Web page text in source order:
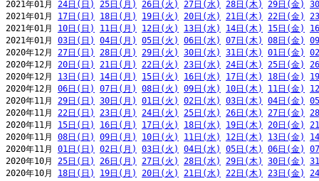
2021年01月 24日(日) 25日(月) 26日(火) 27日(水) 28日(木) 29日(金)
2021年01月 17日(日) 18日(月) 19日(火) 20日(水) 21日(木) 22日(金)
2021年01月 10日(日) 11日(月) 12日(火) 13日(水) 14日(木) 15日(金)
2021年01月 03日(日) 04日(月) 05日(火) 06日(水) 07日(木) 08日(金)
2020年12月 27日(日) 28日(月) 29日(火) 30日(水) 31日(木) 01日(金)
2020年12月 20日(日) 21日(月) 22日(火) 23日(水) 24日(木) 25日(金)
2020年12月 13日(日) 14日(月) 15日(火) 16日(水) 17日(木) 18日(金)
2020年12月 06日(日) 07日(月) 08日(火) 09日(水) 10日(木) 11日(金)
2020年11月 29日(日) 30日(月) 01日(火) 02日(水) 03日(木) 04日(金)
2020年11月 22日(日) 23日(月) 24日(火) 25日(水) 26日(木) 27日(金)
2020年11月 15日(日) 16日(月) 17日(火) 18日(水) 19日(木) 20日(金)
2020年11月 08日(日) 09日(月) 10日(火) 11日(水) 12日(木) 13日(金)
2020年11月 01日(日) 02日(月) 03日(火) 04日(水) 05日(木) 06日(金)
2020年10月 25日(日) 26日(月) 27日(火) 28日(水) 29日(木) 30日(金)
2020年10月 18日(日) 19日(月) 20日(火) 21日(水) 22日(木) 23日(金)